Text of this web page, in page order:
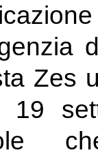
Zes
19